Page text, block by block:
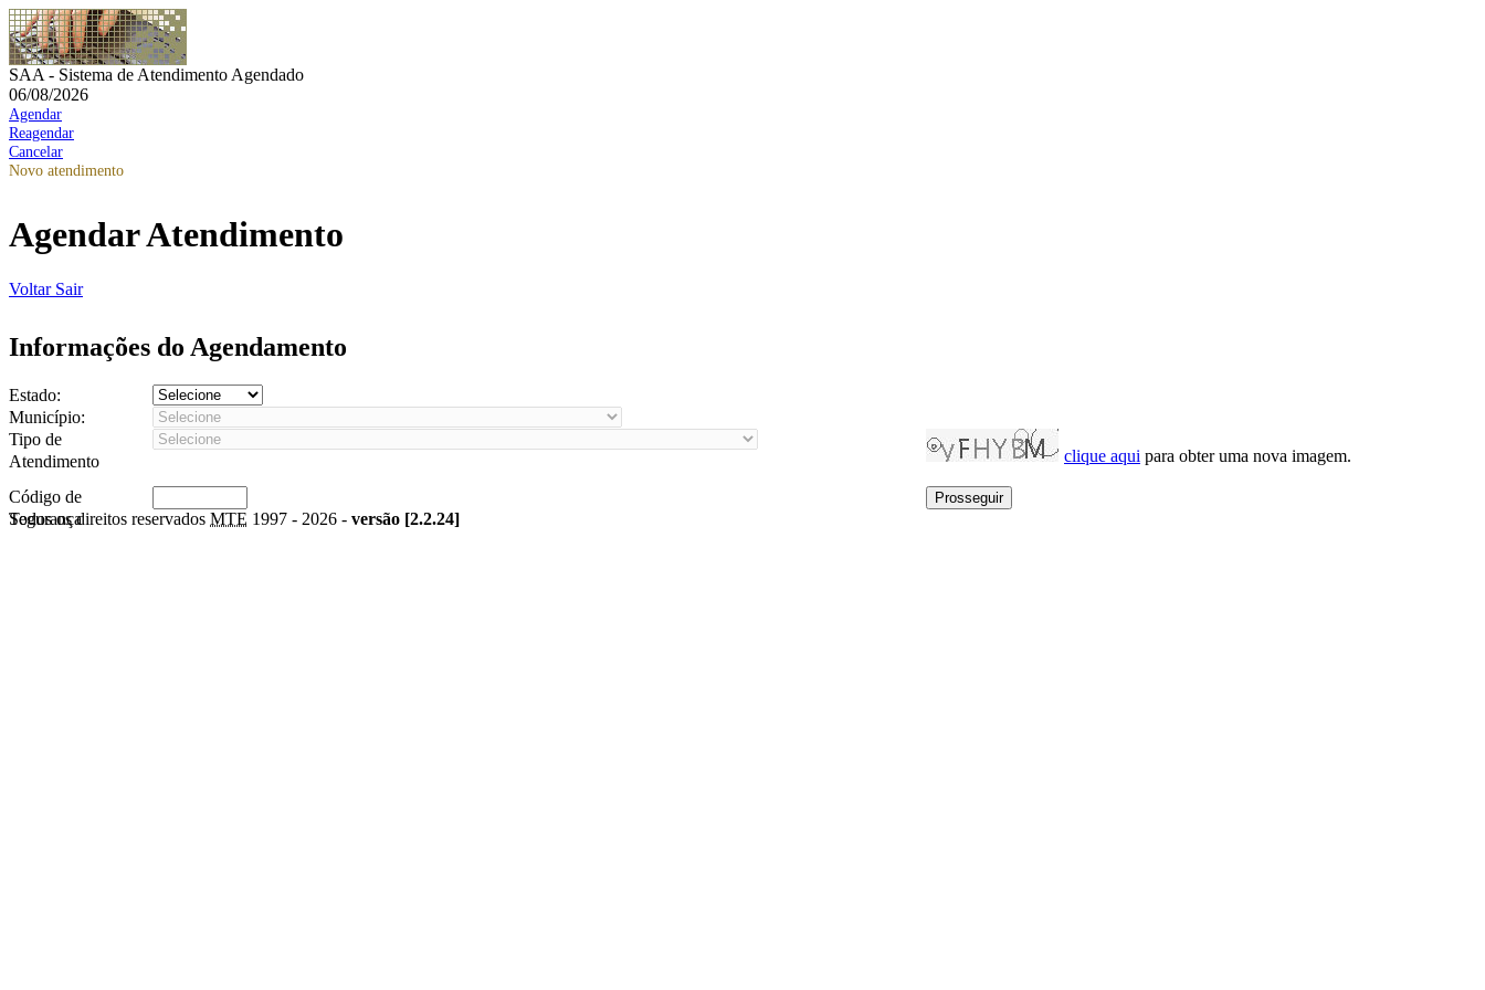
SAA - Sistema de Atendimento Agendado
06/08/2026
Agendar
Reagendar
Cancelar
Novo atendimento
Agendar Atendimento
Voltar Sair
Informações do Agendamento
Estado:
Município:
Tipo de
Atendimento
clique aqui para obter uma nova imagem.
Código de
Segurança
Todos os direitos reservados MTE 1997 - 2026 - versão [2.2.24]